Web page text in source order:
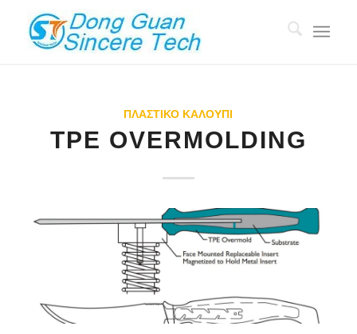
ΠΛΑΣΤΙΚΌ ΚΑΛΟΎΠΙ
TPE OVERMOLDING